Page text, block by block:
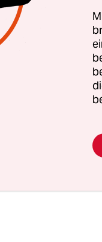
Projekt sei
parteiloses
ist vom
Initiatoren
einen